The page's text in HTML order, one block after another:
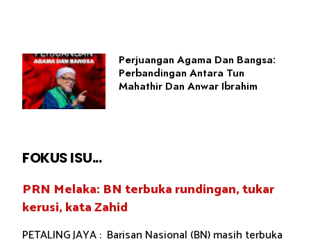
Perjuangan Agama Dan Bangsa:
Perbandingan Antara Tun
Mahathir Dan Anwar Ibrahim
FOKUS ISU...
PRN Melaka: BN terbuka rundingan, tukar
kerusi, kata Zahid
PETALING JAYA : Barisan Nasional (BN) masih terbuka